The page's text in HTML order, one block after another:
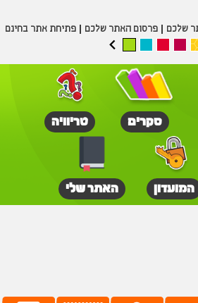
שלכם פרסום האתר שלכם פתיחת אתר בחינם
סקרים טריוויה
המועדון האתר שלי